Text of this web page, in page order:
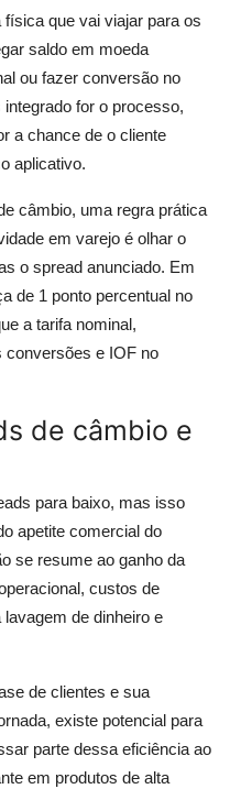
que vai viajar para os
saldo em moeda
ou fazer conversão no
for o processo,
a chance de o cliente
aplicativo.
câmbio, uma regra prática
em varejo é olhar o
o spread anunciado. Em
de 1 ponto percentual no
a tarifa nominal,
conversões e IOF no
de câmbio e
para baixo, mas isso
apetite comercial do
se resume ao ganho da
custos de
de dinheiro e
de clientes e sua
existe potencial para
parte dessa eficiência ao
em produtos de alta